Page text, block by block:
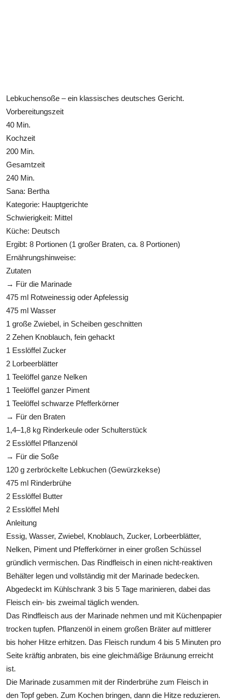
Lebkuchensoße – ein klassisches deutsches Gericht.
Vorbereitungszeit
40 Min.
Kochzeit
200 Min.
Gesamtzeit
240 Min.
Sana: Bertha
Kategorie: Hauptgerichte
Schwierigkeit: Mittel
Küche: Deutsch
Ergibt: 8 Portionen (1 großer Braten, ca. 8 Portionen)
Ernährungshinweise:
Zutaten
→ Für die Marinade
475 ml Rotweinessig oder Apfelessig
475 ml Wasser
1 große Zwiebel, in Scheiben geschnitten
2 Zehen Knoblauch, fein gehackt
1 Esslöffel Zucker
2 Lorbeerblätter
1 Teelöffel ganze Nelken
1 Teelöffel ganzer Piment
1 Teelöffel schwarze Pfefferkörner
→ Für den Braten
1,4–1,8 kg Rinderkeule oder Schulterstück
2 Esslöffel Pflanzenöl
→ Für die Soße
120 g zerbröckelte Lebkuchen (Gewürzkekse)
475 ml Rinderbrühe
2 Esslöffel Butter
2 Esslöffel Mehl
Anleitung
Essig, Wasser, Zwiebel, Knoblauch, Zucker, Lorbeerblätter,
Nelken, Piment und Pfefferkörner in einer großen Schüssel
gründlich vermischen. Das Rindfleisch in einen nicht-reaktiven
Behälter legen und vollständig mit der Marinade bedecken.
Abgedeckt im Kühlschrank 3 bis 5 Tage marinieren, dabei das
Fleisch ein- bis zweimal täglich wenden.
Das Rindfleisch aus der Marinade nehmen und mit Küchenpapier
trocken tupfen. Pflanzenöl in einem großen Bräter auf mittlerer
bis hoher Hitze erhitzen. Das Fleisch rundum 4 bis 5 Minuten pro
Seite kräftig anbraten, bis eine gleichmäßige Bräunung erreicht
ist.
Die Marinade zusammen mit der Rinderbrühe zum Fleisch in
den Topf geben. Zum Kochen bringen, dann die Hitze reduzieren.